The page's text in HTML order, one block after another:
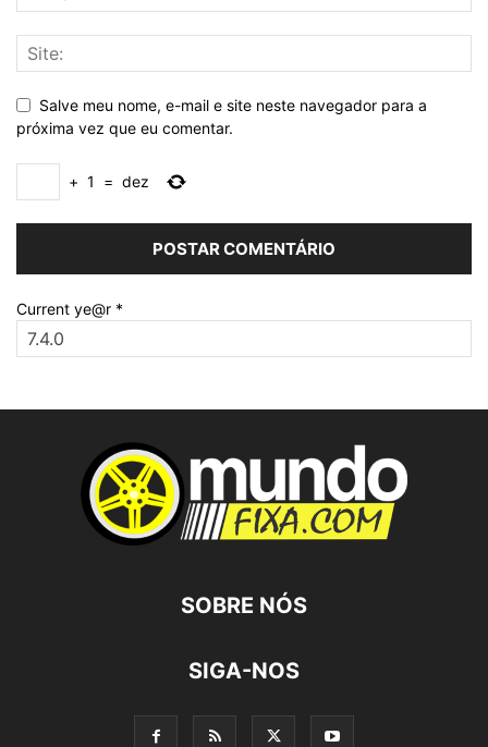
Salve meu nome, e-mail e site neste navegador para a
próxima vez que eu comentar.
+ 1 = dez
Current ye@r *
SOBRE NÓS
SIGA-NOS